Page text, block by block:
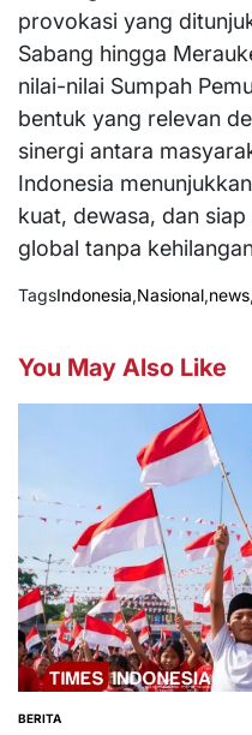
provokasi yang
Sabang hingga
nilai-nilai Sumpah
bentuk yang relevan
sinergi antara
Indonesia
kuat, dewasa, dan
global tanpa
TagsIndonesia,Nasional,news
You May Also Like
POSTED
BERITA